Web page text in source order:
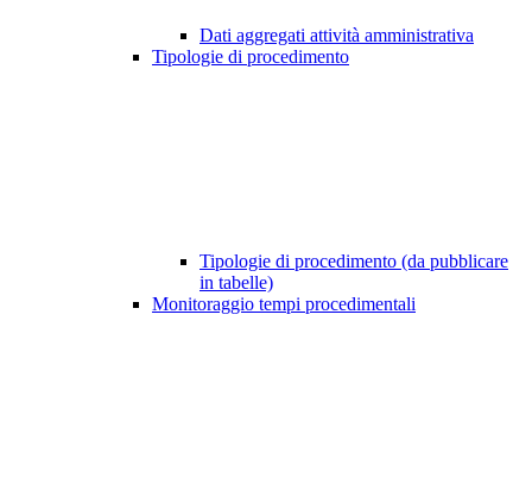
Dati aggregati attività amministrativa
Tipologie di procedimento
Tipologie di procedimento (da pubblicare
in tabelle)
Monitoraggio tempi procedimentali